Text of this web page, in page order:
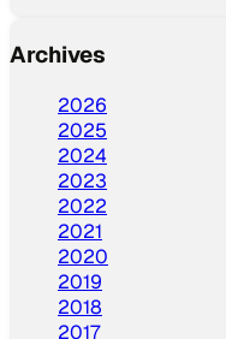
Archives
2026
2025
2024
2023
2022
2021
2020
2019
2018
2017